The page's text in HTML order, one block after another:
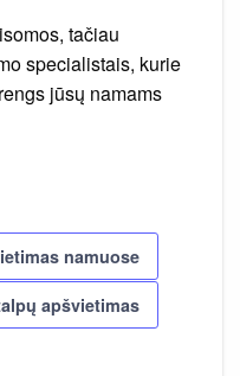
tačiau
specialistais, kurie
jūsų namams
namuose
apšvietimas